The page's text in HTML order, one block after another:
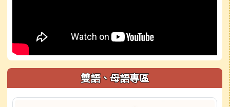
雙語、母語專區